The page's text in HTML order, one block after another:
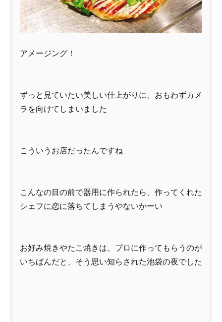
アメージング！
ずっと見ていたい美しい仕上がりに、おもわずカメ
ラを向けてしまいました
こういうお店だったんですね
こんなの目の前で器用に作られたら、作ってくれた
シェフに恋に落ちてしまうやないかーい
お好み焼きやたこ焼きは、プロに作ってもらうのが
いちばんだと、そう思い知らされた池袋の夜でした